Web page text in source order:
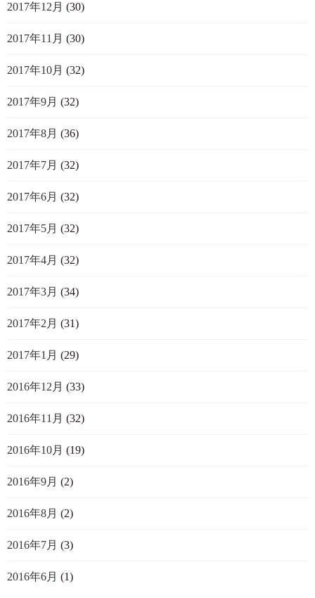
2017年12月 (30)
2017年11月 (30)
2017年10月 (32)
2017年9月 (32)
2017年8月 (36)
2017年7月 (32)
2017年6月 (32)
2017年5月 (32)
2017年4月 (32)
2017年3月 (34)
2017年2月 (31)
2017年1月 (29)
2016年12月 (33)
2016年11月 (32)
2016年10月 (19)
2016年9月 (2)
2016年8月 (2)
2016年7月 (3)
2016年6月 (1)